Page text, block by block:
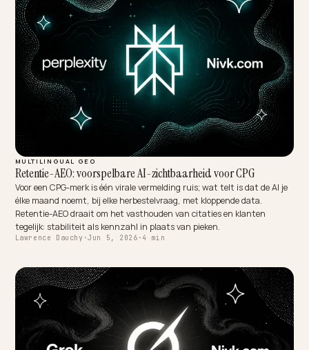
Shopify.
Lawrence Dauchy Jun 5, 2026·5 min
OMNICHANNEL & LOCAL
Penemuan produk di Indonesia berjalan lewat TikTok, sementara
menjawab dengan AI Overviews. Dua kanal generatif, satu prinsip:
yang terbaca mesin yang direkomendasikan. Strategi AEO untuk
Shopify Indonesia di kedua medan itu.
Lawrence Dauchy ·Jun 5, 2026·4 min